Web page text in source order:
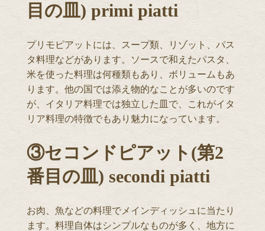
目の皿) primi piatti
プリモピアットには、スープ類、リゾット、パス
タ料理などがあります。ソースで和えたパスタ、
米を使った料理は何種類もあり、ボリュームもあ
ります。他の国では添え物的なことが多いのです
が、イタリア料理では独立した皿で、これがイタ
リア料理の特徴でもあり魅力になっています。
③セコンドピアット(第2
番目の皿) secondi piatti
お肉、魚などの料理でメインディッシュに当たり
ます。料理自体はシンプルなものが多く、地方に